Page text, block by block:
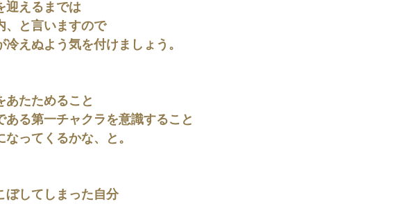
迎えるまでは
、と言いますので
冷えぬよう気を付けましょう。
あたためること
ある第一チャクラを意識すること
なってくるかな、と。
ぼしてしまった自分